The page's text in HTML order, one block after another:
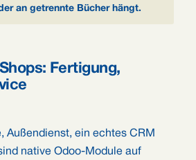
an getrennte Bücher hängt.
Fertigung,
Außendienst, ein echtes CRM
native Odoo-Module auf